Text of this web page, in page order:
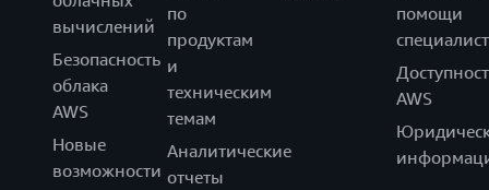
вычислений
Безопасность
облака
AWS
Новые
возможности
по
продуктам
и
техническим
темам
Аналитические
отчеты
помощи
AWS